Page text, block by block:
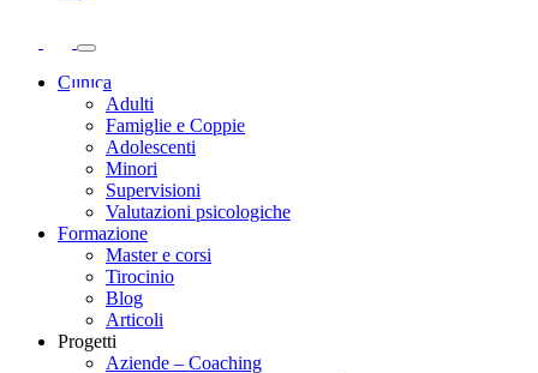
Clinica
Adulti
Famiglie e Coppie
Adolescenti
Minori
Supervisioni
Valutazioni psicologiche
Formazione
Master e corsi
Tirocinio
Blog
Articoli
Progetti
Aziende – Coaching